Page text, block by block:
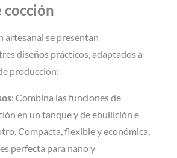
cocción
artesanal se presentan
diseños prácticos, adaptados a
producción:
: Combina las funciones de
en un tanque y de ebullición e
Compacta, flexible y económica,
perfecta para nano y